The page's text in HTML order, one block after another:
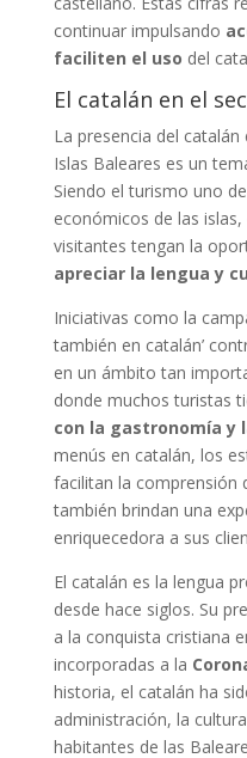
continuar impulsando
faciliten el uso del
El catalán en el
La presencia del
Islas Baleares es un
Siendo el turismo uno
económicos de las
visitantes tengan la
apreciar la lengua y
Iniciativas como la
también en catalán’
en un ámbito tan
donde muchos turistas
con la gastronomía y
menús en catalán, los
facilitan la comprensión
también brindan una
enriquecedora a sus
El catalán es la lengua
desde hace siglos. Su
a la conquista cristiana
incorporadas a la
historia, el catalán ha
administración, la
habitantes de las